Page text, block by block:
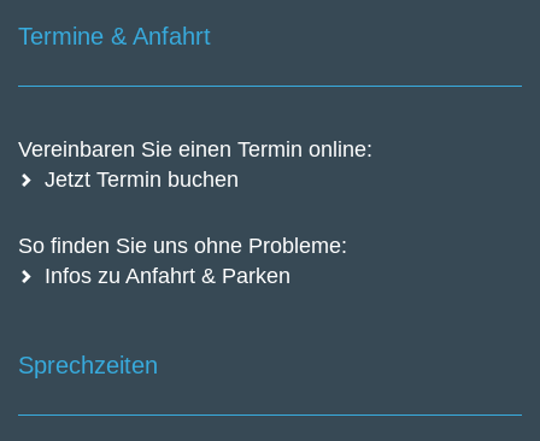
Termine & Anfahrt
Vereinbaren Sie einen Termin online:
Jetzt Termin buchen
So finden Sie uns ohne Probleme:
Infos zu Anfahrt & Parken
Sprechzeiten